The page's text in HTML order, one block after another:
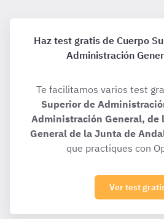
Haz test gratis de Cuerpo
Administración
Te facilitamos varios test
Superior de
Administración General, de
General de la Junta de
que practiques con
Ver test